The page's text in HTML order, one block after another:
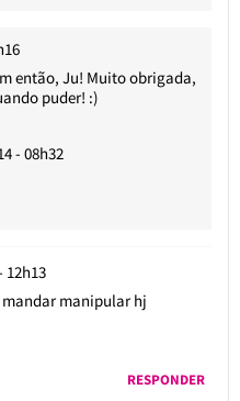
então, Ju! Muito obrigada,
puder! :)
- 08h32
12h13
manipular hj
RESPONDER